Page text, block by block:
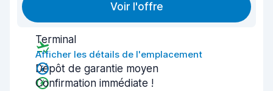
Voir l'offre
Terminal
Afficher les détails de l'emplacement
Dépôt de garantie moyen
Confirmation immédiate !